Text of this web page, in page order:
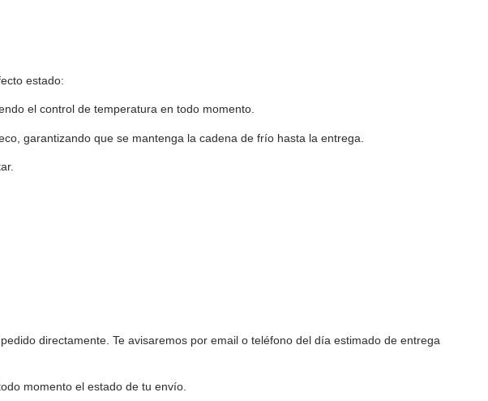
estado:
el control de temperatura en todo momento.
garantizando que se mantenga la cadena de frío hasta la entrega.
directamente. Te avisaremos por email o teléfono del día estimado de entrega
momento el estado de tu envío.